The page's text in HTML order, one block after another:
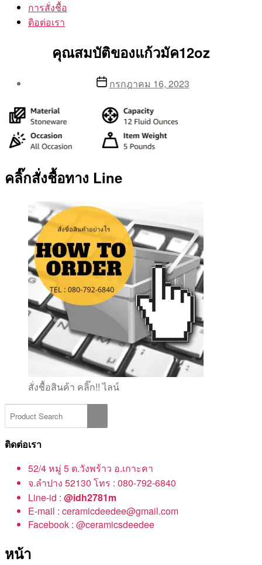
การสั่งชื้อ
ติอต่อเรา
คุณสมบัติของแก้วมัค12oz
Aea
Postกรกฎาคม 16, 2023
คลิ๊กสั่งชื้อทาง Line
สั่งชื้อสินค้า คลิ๊ก!! ไลน์
ติดต่อเรา
52/4 หมู่ 5 ต.วังพร้าว อ.เกาะคา
จ.ลำปาง 52130 โทร : 080-792-6840
Line-id : @idh2781m
E-mail : ceramicdeedee@gmail.com
Facebook : @ceramicsdeedee
หน้า